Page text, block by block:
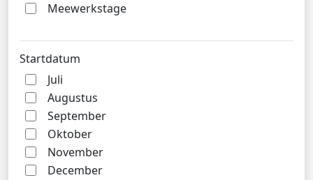
Meewerkstage
Startdatum
Juli
Augustus
September
Oktober
November
December